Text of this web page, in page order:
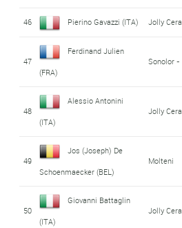
46 Pierino Gavazzi (ITA) Jolly
47
Ferdinand Julien
(FRA)
Sonolor -
48
Alessio Antonini
(ITA)
Jolly
49
Jos (Joseph) De
Schoenmaecker (BEL)
Molteni
50
Giovanni Battaglin
(ITA)
Jolly